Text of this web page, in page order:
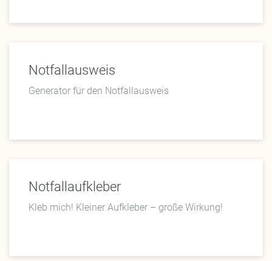
Notfallausweis
Generator für den Notfallausweis
Notfallaufkleber
Kleb mich! Kleiner Aufkleber – große Wirkung!